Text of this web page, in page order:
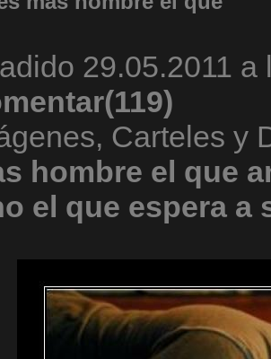
29.05.2011 a
Carteles y
hombre el que
el que espera a